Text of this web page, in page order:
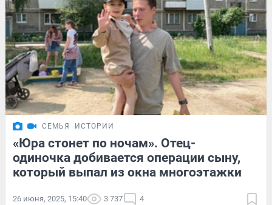
СЕМЬЯ ИСТОРИИ
«Юра стонет по ночам». Отец-
одиночка добивается операции сыну,
который выпал из окна многоэтажки
26 июня, 2025, 15:40 3 737 4